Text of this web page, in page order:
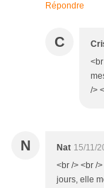
Répondre
C
/>
N Nat 15/11/
<br /> <br /
jours, elle